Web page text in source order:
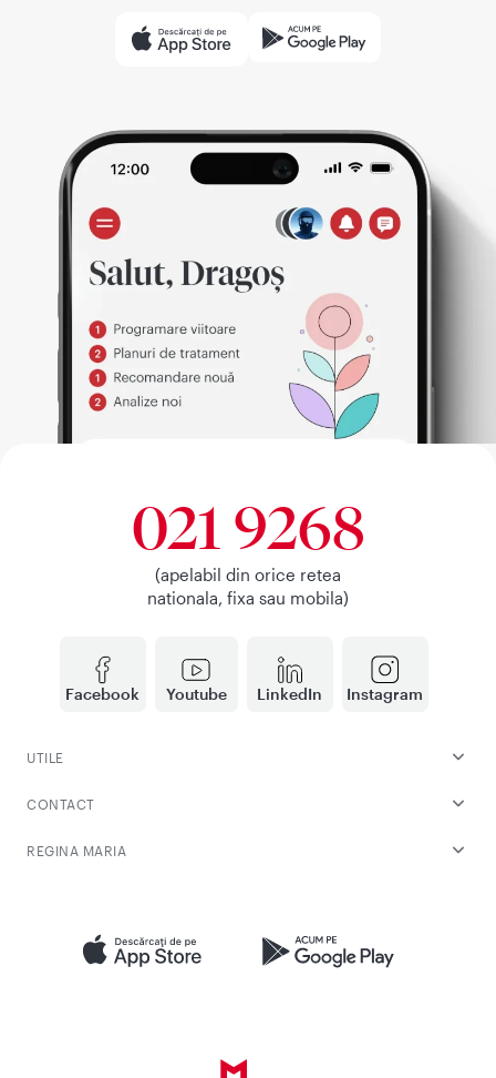
Facebook Youtube LinkedIn Instagram
021 9268
(apelabil din orice retea
nationala, fixa sau mobila)
UTILE
CONTACT
REGINA MARIA